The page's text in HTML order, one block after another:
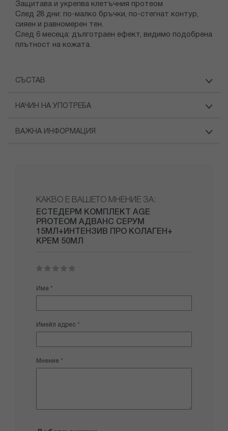
Защитава и укрепва клетъчния протеом
След 28 дни: по-малко бръчки, по-стегнат контур,
сияен и равномерен тен.
След 6 месеца: дълготраен ефект, видимо подобрена
плътност на кожата.
СЪСТАВ
НАЧИН НА УПОТРЕБА
ВАЖНА ИНФОРМАЦИЯ
КАКВО Е ВАШЕТО МНЕНИЕ ЗА:
ЕСТЕДЕРМ КОМПЛЕКТ AGE
PROTEOM АДВАНС СЕРУМ
15МЛ+ИНТЕНЗИВ ПРО КОЛАГЕН+
КРЕМ 50МЛ
star
stars
stars
stars
stars
Име
Имейл адрес
Мнение